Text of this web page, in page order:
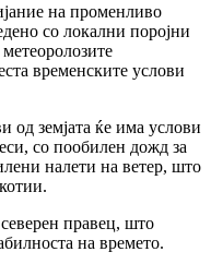
на променливо
со локални поројни
временските услови
од земјата ќе има услови
со пообилен дожд за
налети на ветер, што
правец, што
на времето.